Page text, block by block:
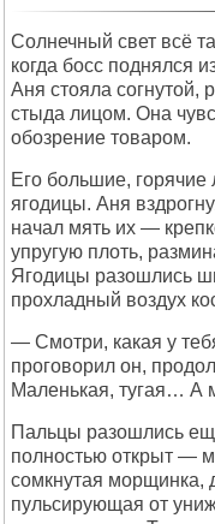
Солнечный свет всё
когда босс поднялся
Аня стояла согнутой,
стыда лицом. Она
обозрение товаром.
Его большие,
ягодицы. Аня
начал мять их —
упругую плоть,
Ягодицы разошлись
прохладный воздух
— Смотри, какая у
проговорил он,
Маленькая, тугая…
Пальцы разошлись
полностью открыт —
сомкнутая морщинка,
пульсирующая от